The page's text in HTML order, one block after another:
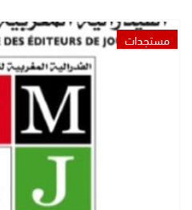
مستجدات